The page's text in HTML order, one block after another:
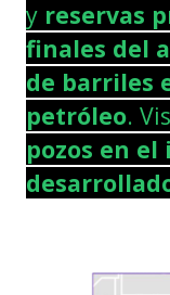
y reservas
finales del
de barriles
petróleo.
pozos en